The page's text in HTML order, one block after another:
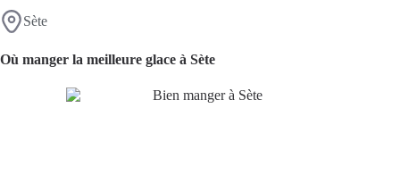
Sète
Où manger la meilleure glace à Sète